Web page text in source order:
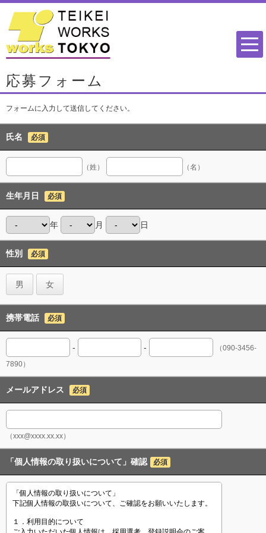
応募フォーム
フォームに入力して送信してください。
氏名 必須
（姓） （名）
生年月日 必須
年 月 日
性別 必須
男 女
携帯電話 必須
- -
（090-3456-
7890）
メールアドレス 必須
（xxx@xxxx.xx.xx）
「個人情報の取り扱いについて」確認 必須